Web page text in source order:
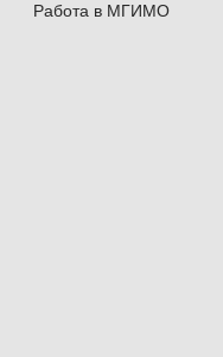
Работа в МГИМО